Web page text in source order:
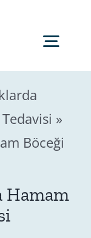
»
Böceği
Hamam